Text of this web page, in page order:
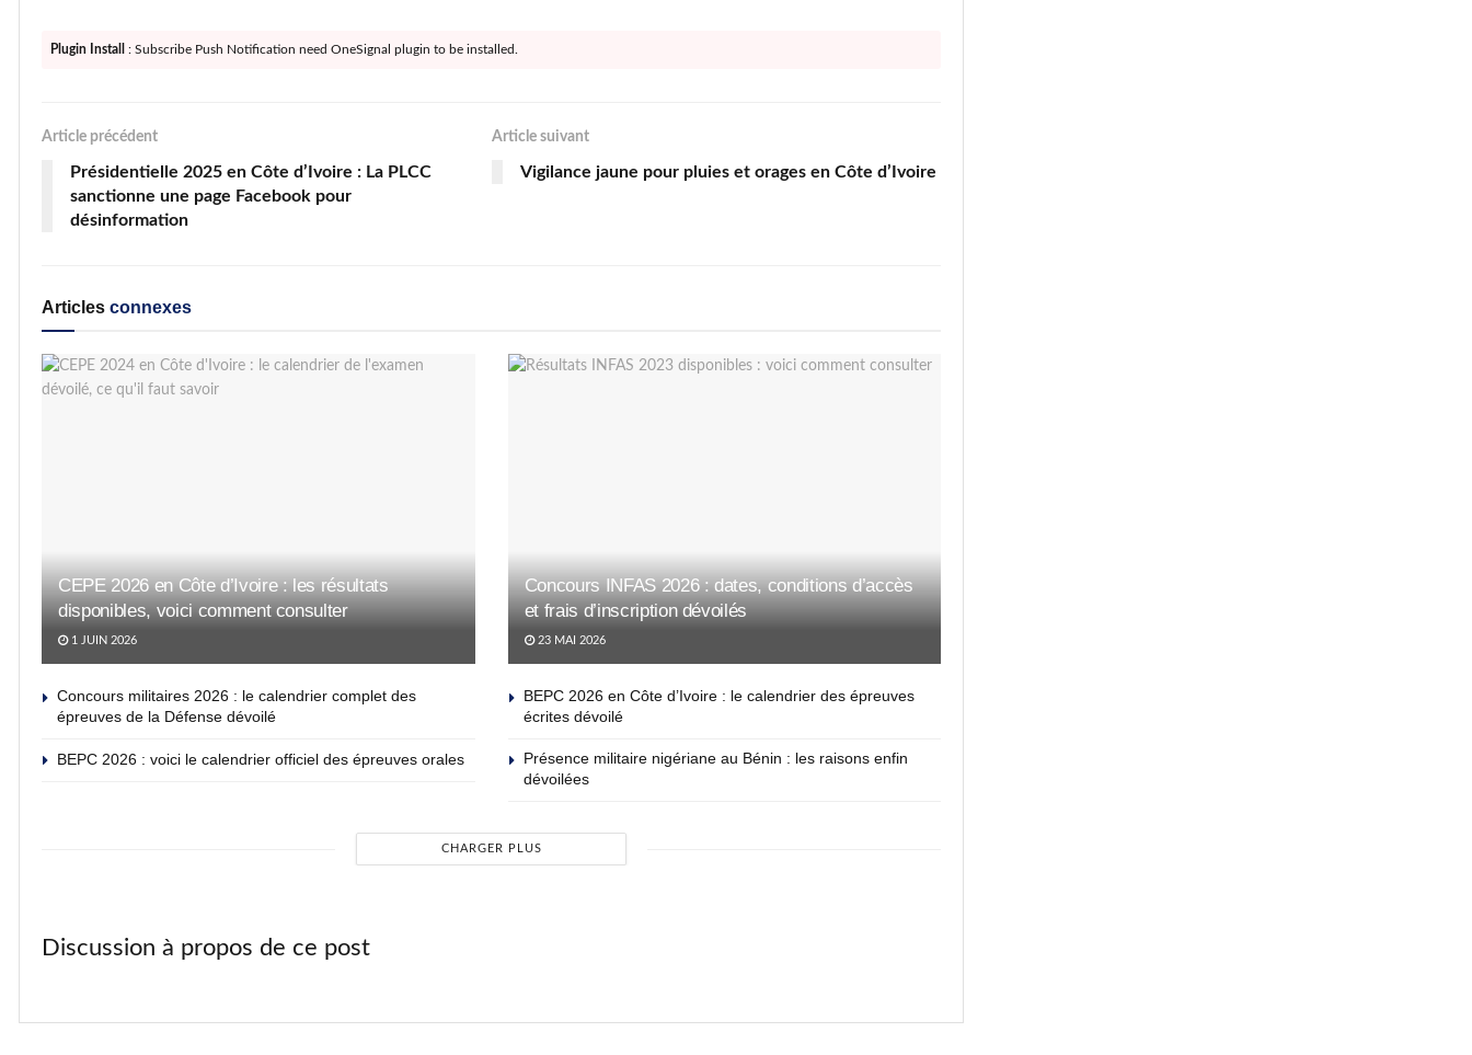
Plugin Install : Subscribe Push Notification need OneSignal plugin to be installed.
Article précédent
Présidentielle 2025 en Côte d’Ivoire : La PLCC
sanctionne une page Facebook pour
désinformation
Article suivant
Vigilance jaune pour pluies et orages en Côte d’Ivoire
Articles connexes
CEPE 2026 en Côte d’Ivoire : les résultats
disponibles, voici comment consulter
1 JUIN 2026
Concours INFAS 2026 : dates, conditions d’accès
et frais d’inscription dévoilés
23 MAI 2026
Concours militaires 2026 : le calendrier complet des
épreuves de la Défense dévoilé
BEPC 2026 en Côte d’Ivoire : le calendrier des épreuves
écrites dévoilé
BEPC 2026 : voici le calendrier officiel des épreuves orales
Présence militaire nigériane au Bénin : les raisons enfin
dévoilées
CHARGER PLUS
Discussion à propos de ce post